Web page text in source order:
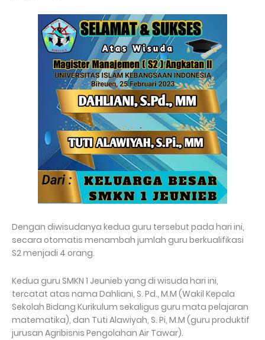
Dengan diwisudanya kedua guru tersebut pada hari ini,
secara otomatis menambah jumlah guru berkualifikasi
S2 menjadi 4 orang.
Kedua guru SMKN 1 Jeunieb yang di wisuda hari ini,
tercatat atas nama Dahliani, S. Pd., M.M (Wakil Kepala
Sekolah Bidang Kurikulum sekaligus guru mata pelajaran
matematika), dan Tuti Alawiyah, S. Pi, M.M (guru produktif
jurusan Agribisnis Pengolahan Air Tawar).